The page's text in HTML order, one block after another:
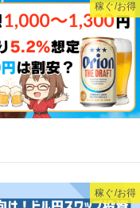
稼ぐ/お得
稼ぐ/お得